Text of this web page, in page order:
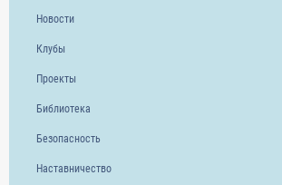
Новости
Клубы
Проекты
Библиотека
Безопасность
Наставничество